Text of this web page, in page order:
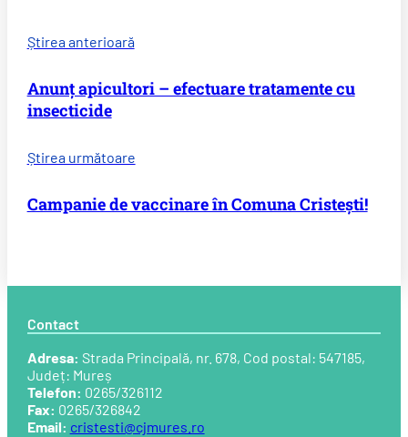
Știrea anterioară
Anunț apicultori – efectuare tratamente cu
insecticide
Știrea următoare
Campanie de vaccinare în Comuna Cristești!
Contact
Adresa: Strada Principală, nr. 678, Cod postal: 547185,
Județ: Mureș
Telefon: 0265/326112
Fax: 0265/326842
Email: cristesti@cjmures.ro